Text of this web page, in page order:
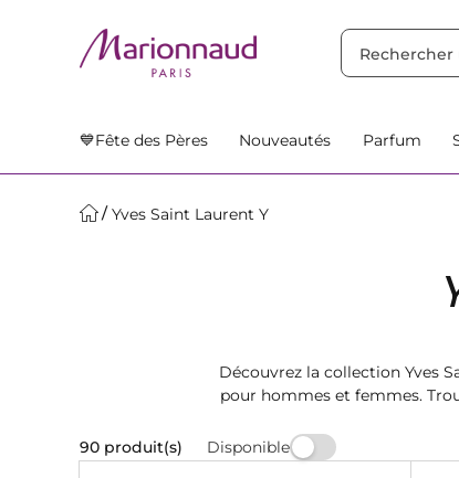
💙Fête des Pères Nouveautés Parfum
Yves Saint Laurent Y
Découvrez la collection Yves
pour hommes et femmes.
90 produit(s) Disponible